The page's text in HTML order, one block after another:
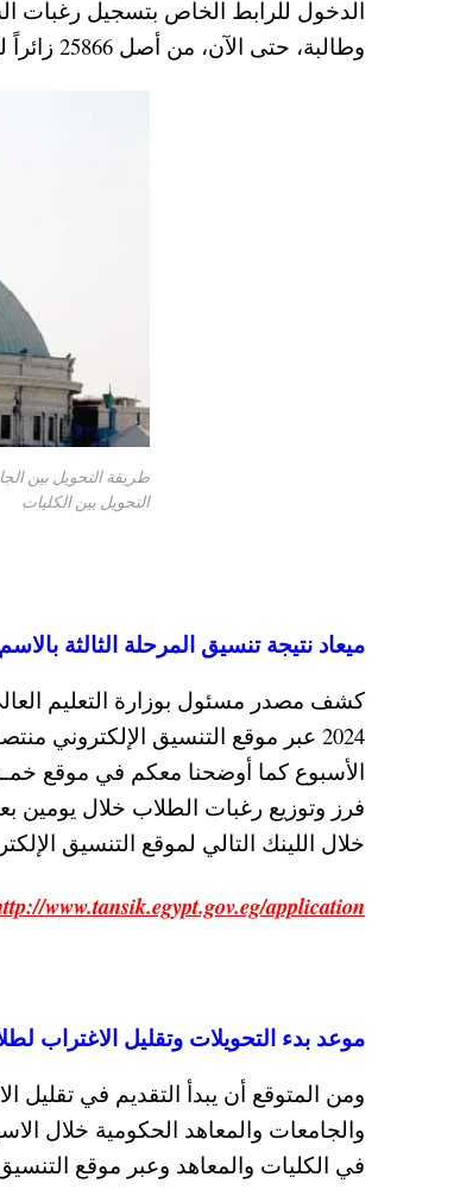
وطالبة، حتى الآن، من أصل 25866 زائراً لرابط الشهادات المعادلة العربية.
التحويل بين الكليات
ميعاد نتيجة تنسيق المرحلة الثالثة بالاسم ورقم الجلوس 2024
كشف مصدر مسئول بوزارة التعليم
2024 عبر موقع التنسيق الإلكتروني
الأسبوع كما أوضحنا معكم في موقع
فرز وتوزيع رغبات الطلاب خلال يومين
خلال اللينك التالي لموقع التنسيق
www.tansik.egypt.gov.eg/application
موعد بدء التحويلات وتقليل الاغتراب لطلاب
في الكليات والمعاهد وعبر موقع